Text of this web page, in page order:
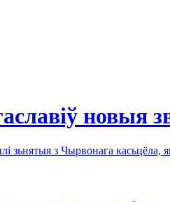
зьнятыя з Чырвонага касьцёла,